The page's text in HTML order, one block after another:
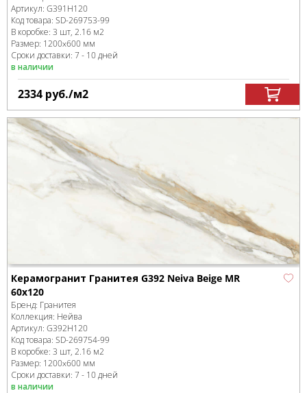
Артикул: G391Н120
Код товара: SD-269753-99
В коробке: 3 шт, 2.16 м2
Размер: 1200x600 мм
Сроки доставки: 7 - 10 дней
в наличии
2334 руб./м2
Керамогранит Гранитея G392 Neiva Beige MR
60x120
Бренд: Гранитея
Коллекция: Нейва
Артикул: G392Н120
Код товара: SD-269754-99
В коробке: 3 шт, 2.16 м2
Размер: 1200x600 мм
Сроки доставки: 7 - 10 дней
в наличии